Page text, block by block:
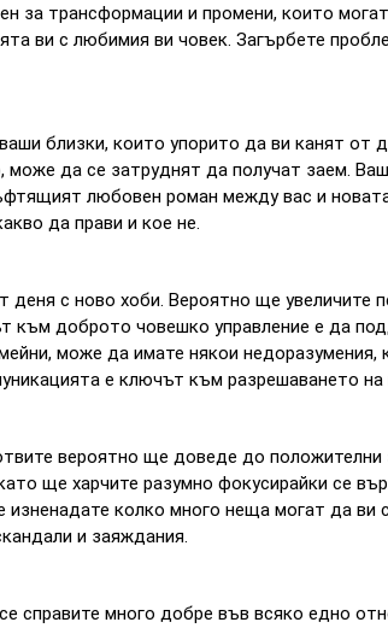
за трансформации и промени, които
ви с любимия ви човек. Загърбете
близки, които упорито да ви канят от
може да се затруднят да получат заем.
любовен роман между вас и новата
да прави и кое не.
с ново хоби. Вероятно ще увеличите
към доброто човешко управление е да
може да имате някои недоразумения,
е ключът към разрешаването
вероятно ще доведе до положителни
ще харчите разумно фокусирайки се
колко много неща могат да ви
и заяждания.
справите много добре във всяко едно